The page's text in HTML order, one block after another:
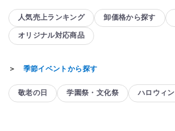
人気売上ランキング 卸価格から探す
オリジナル対応商品
＞ 季節イベントから探す
敬老の日 学園祭・文化祭 ハロウィン